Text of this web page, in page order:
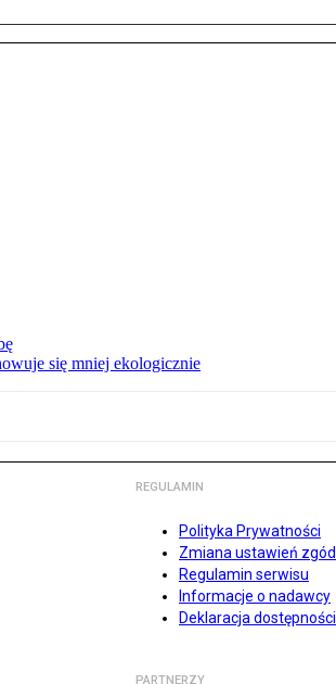
się mniej ekologicznie
REGULAMIN
Polityka Prywatności
Zmiana ustawień zgód
Regulamin serwisu
Informacje o nadawcy
Deklaracja dostępności
PARTNERZY